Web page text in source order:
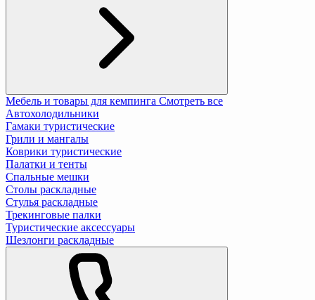
Мебель и товары для кемпинга Смотреть все
Автохолодильники
Гамаки туристические
Грили и мангалы
Коврики туристические
Палатки и тенты
Спальные мешки
Столы раскладные
Стулья раскладные
Трекинговые палки
Туристические аксессуары
Шезлонги раскладные